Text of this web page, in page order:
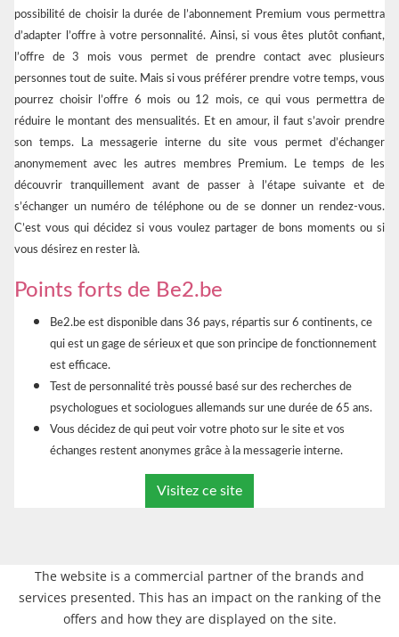
possibilité de choisir la durée de l’abonnement Premium vous permettra
d’adapter l’offre à votre personnalité. Ainsi, si vous êtes plutôt confiant,
l’offre de 3 mois vous permet de prendre contact avec plusieurs
personnes tout de suite. Mais si vous préférer prendre votre temps, vous
pourrez choisir l’offre 6 mois ou 12 mois, ce qui vous permettra de
réduire le montant des mensualités. Et en amour, il faut s’avoir prendre
son temps. La messagerie interne du site vous permet d’échanger
anonymement avec les autres membres Premium. Le temps de les
découvrir tranquillement avant de passer à l’étape suivante et de
s’échanger un numéro de téléphone ou de se donner un rendez-vous.
C’est vous qui décidez si vous voulez partager de bons moments ou si
vous désirez en rester là.
Points forts de Be2.be
Be2.be est disponible dans 36 pays, répartis sur 6 continents, ce
qui est un gage de sérieux et que son principe de fonctionnement
est efficace.
Test de personnalité très poussé basé sur des recherches de
psychologues et sociologues allemands sur une durée de 65 ans.
Vous décidez de qui peut voir votre photo sur le site et vos
échanges restent anonymes grâce à la messagerie interne.
Visitez ce site
The website is a commercial partner of the brands and
services presented. This has an impact on the ranking of the
offers and how they are displayed on the site.